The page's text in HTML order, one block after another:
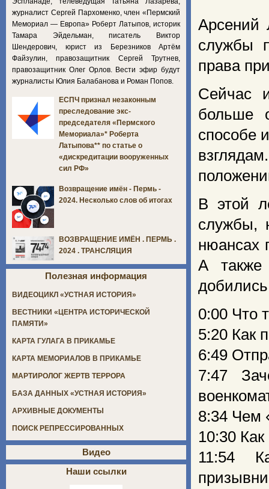
Арсений
службы
права
Сейчас
больше
способе
В этой
службы,
нюансах
А также
0:00 Что
5:20 Как
6:49
7:47
8:34 Чем
10:30
11:54
журналист Сергей Пархоменко, член «Пермский
Мемориал — Европа» Роберт Латыпов, историк
Тамара Эйдельман, писатель Виктор
Шендерович, юрист из Березников Артём
Файзулин, правозащитник Сергей Трутнев,
правозащитник Олег Орлов. Вести эфир будут
журналисты Юлия Балабанова и Роман Попов.
ЕСПЧ признал незаконным
преследование экс-
председателя «Пермского
Мемориала»* Роберта
Латыпова** по статье о
«дискредитации вооруженных
сил РФ»
Возвращение имён - Пермь -
2024. Несколько слов об итогах
ВОЗВРАЩЕНИЕ ИМЁН . ПЕРМЬ .
2024 . ТРАНСЛЯЦИЯ
Полезная информация
ВИДЕОЦИКЛ «УСТНАЯ ИСТОРИЯ»
ВЕСТНИКИ «ЦЕНТРА ИСТОРИЧЕСКОЙ
ПАМЯТИ»
КАРТА ГУЛАГА В ПРИКАМЬЕ
КАРТА МЕМОРИАЛОВ В ПРИКАМЬЕ
МАРТИРОЛОГ ЖЕРТВ ТЕРРОРА
БАЗА ДАННЫХ «УСТНАЯ ИСТОРИЯ»
АРХИВНЫЕ ДОКУМЕНТЫ
ПОИСК РЕПРЕССИРОВАННЫХ
Видео
Наши ссылки